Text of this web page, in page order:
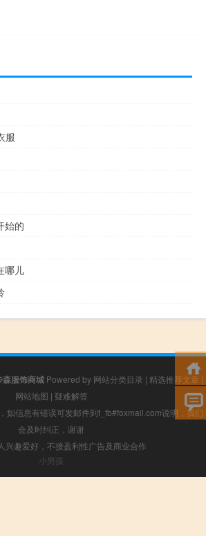
服
始的
哪儿
森服饰商城Powered by 网站分类目录 | 精选推荐文章|
网站地图 | 疑难解答
如信息有错误可发邮件到f_fb#foxmail.com说明，我们
会及时纠正，谢谢
兴趣爱好，不接盈利性广告及商业合作
小男孩